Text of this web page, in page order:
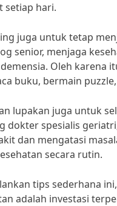
setiap hari.
juga untuk tetap
senior, menjaga
Oleh karena
buku, bermain
lupakan juga untuk
dokter spesialis
dan mengatasi
secara rutin.
tips sederhana
adalah investasi